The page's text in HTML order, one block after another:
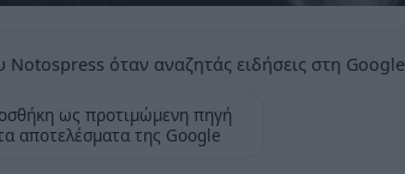
όταν αναζητάς ειδήσεις στη Google
ως προτιμώμενη πηγή
αποτελέσματα της Google